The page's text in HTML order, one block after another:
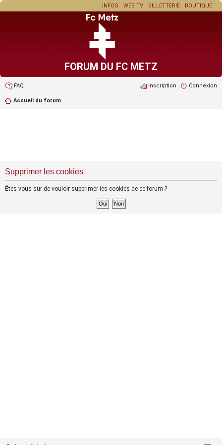
BOUTIQUE
BILLETTERIE
WEB TV
INFOS
FORUM DU FC METZ
FAQ Connexion
Inscription
Accueil du forum
Supprimer les cookies
Êtes-vous sûr de vouloir supprimer les cookies de ce forum ?